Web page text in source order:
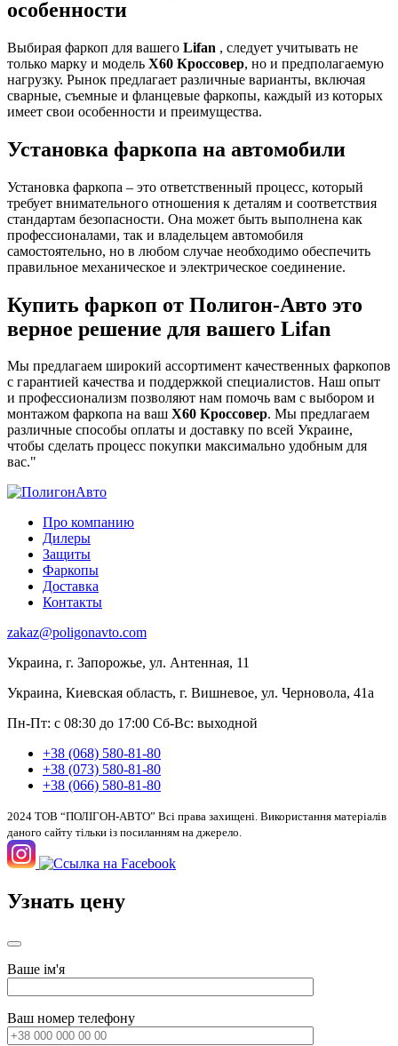
особенности
Выбирая фаркоп для вашего Lifan , следует учитывать не
только марку и модель X60 Кроссовер, но и предполагаемую
нагрузку. Рынок предлагает различные варианты, включая
сварные, съемные и фланцевые фаркопы, каждый из которых
имеет свои особенности и преимущества.
Установка фаркопа на автомобили
Установка фаркопа – это ответственный процесс, который
требует внимательного отношения к деталям и соответствия
стандартам безопасности. Она может быть выполнена как
профессионалами, так и владельцем автомобиля
самостоятельно, но в любом случае необходимо обеспечить
правильное механическое и электрическое соединение.
Купить фаркоп от Полигон-Авто это
верное решение для вашего Lifan
Мы предлагаем широкий ассортимент качественных фаркопов
с гарантией качества и поддержкой специалистов. Наш опыт
и профессионализм позволяют нам помочь вам с выбором и
монтажом фаркопа на ваш X60 Кроссовер. Мы предлагаем
различные способы оплаты и доставку по всей Украине,
чтобы сделать процесс покупки максимально удобным для
вас."
Про компанию
Дилеры
Защиты
Фаркопы
Доставка
Контакты
zakaz@poligonavto.com
Украина, г. Запорожье, ул. Антенная, 11
Украина, Киевская область, г. Вишневое, ул. Черновола, 41а
Пн-Пт: с 08:30 до 17:00 Сб-Вс: выходной
+38 (068) 580-81-80
+38 (073) 580-81-80
+38 (066) 580-81-80
2024 ТОВ “ПОЛІГОН-АВТО” Всі права захищені. Використання матеріалів
даного сайту тільки із посиланням на джерело.
Узнать цену
Ваше ім'я
Ваш номер телефону